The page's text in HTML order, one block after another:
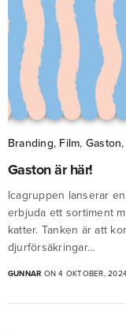
Branding, Film, Gaston,
Gaston är här!
Icagruppen lanserar
erbjuda ett sortiment
katter. Tanken är att
djurförsäkringar…
GUNNAR ON 4 OKTOBER,